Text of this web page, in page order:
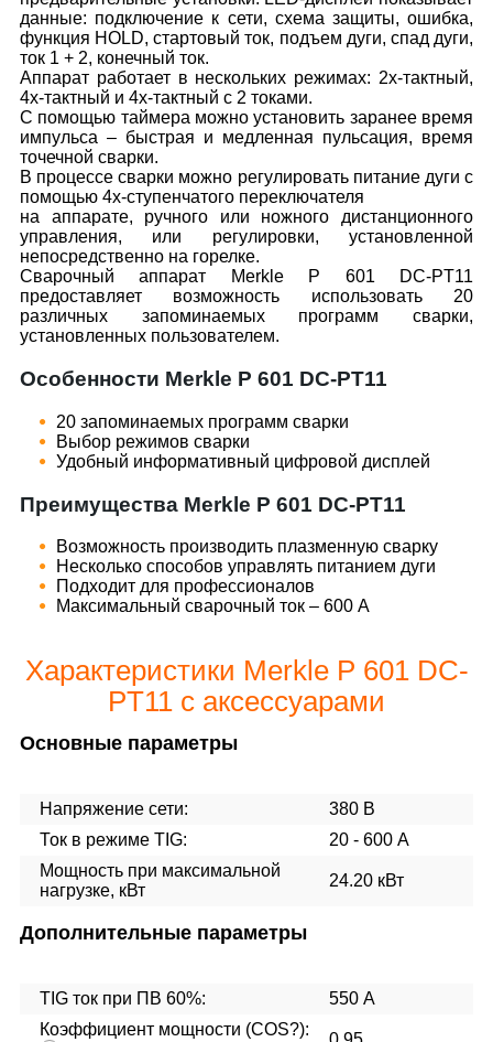
данные: подключение к сети, схема защиты, ошибка,
функция HOLD, стартовый ток, подъем дуги, спад дуги,
ток 1 + 2, конечный ток.
Аппарат работает в нескольких режимах: 2х-тактный,
4х-тактный и 4х-тактный с 2 токами.
С помощью таймера можно установить заранее время
импульса – быстрая и медленная пульсация, время
точечной сварки.
В процессе сварки можно регулировать питание дуги с
помощью 4х-ступенчатого переключателя
на аппарате, ручного или ножного дистанционного
управления, или регулировки, установленной
непосредственно на горелке.
Сварочный аппарат Merkle P 601 DC-PT11
предоставляет возможность использовать 20
различных запоминаемых программ сварки,
установленных пользователем.
Особенности Merkle P 601 DC-PT11
20 запоминаемых программ сварки
Выбор режимов сварки
Удобный информативный цифровой дисплей
Преимущества Merkle P 601 DC-PT11
Возможность производить плазменную сварку
Несколько способов управлять питанием дуги
Подходит для профессионалов
Максимальный сварочный ток – 600 А
Характеристики Merkle P 601 DC-
PT11 с аксессуарами
Основные параметры
Напряжение сети:
380 В
Ток в режиме TIG:
20 - 600 А
Мощность при максимальной
нагрузке, кВт
24.20 кВт
Дополнительные параметры
TIG ток при ПВ 60%:
550 А
Коэффициент мощности (COS?):